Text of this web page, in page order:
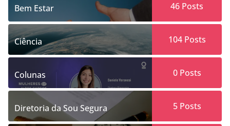
Bem Estar 46 Posts
Ciência 104Posts
Colunas 0Posts
Diretoria da Sou Segura 5Posts